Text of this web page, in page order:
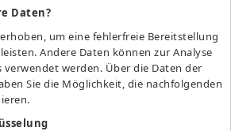
Daten?
um eine fehlerfreie Bereitstellung
Andere Daten können zur Analyse
werden. Über die Daten der
Sie die Möglichkeit, die nachfolgenden